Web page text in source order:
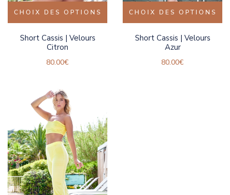
CHOIX DES OPTIONS
Short Cassis | Velours
Citron
80.00€
CHOIX DES OPTIONS
Short Cassis | Velours
Azur
80.00€